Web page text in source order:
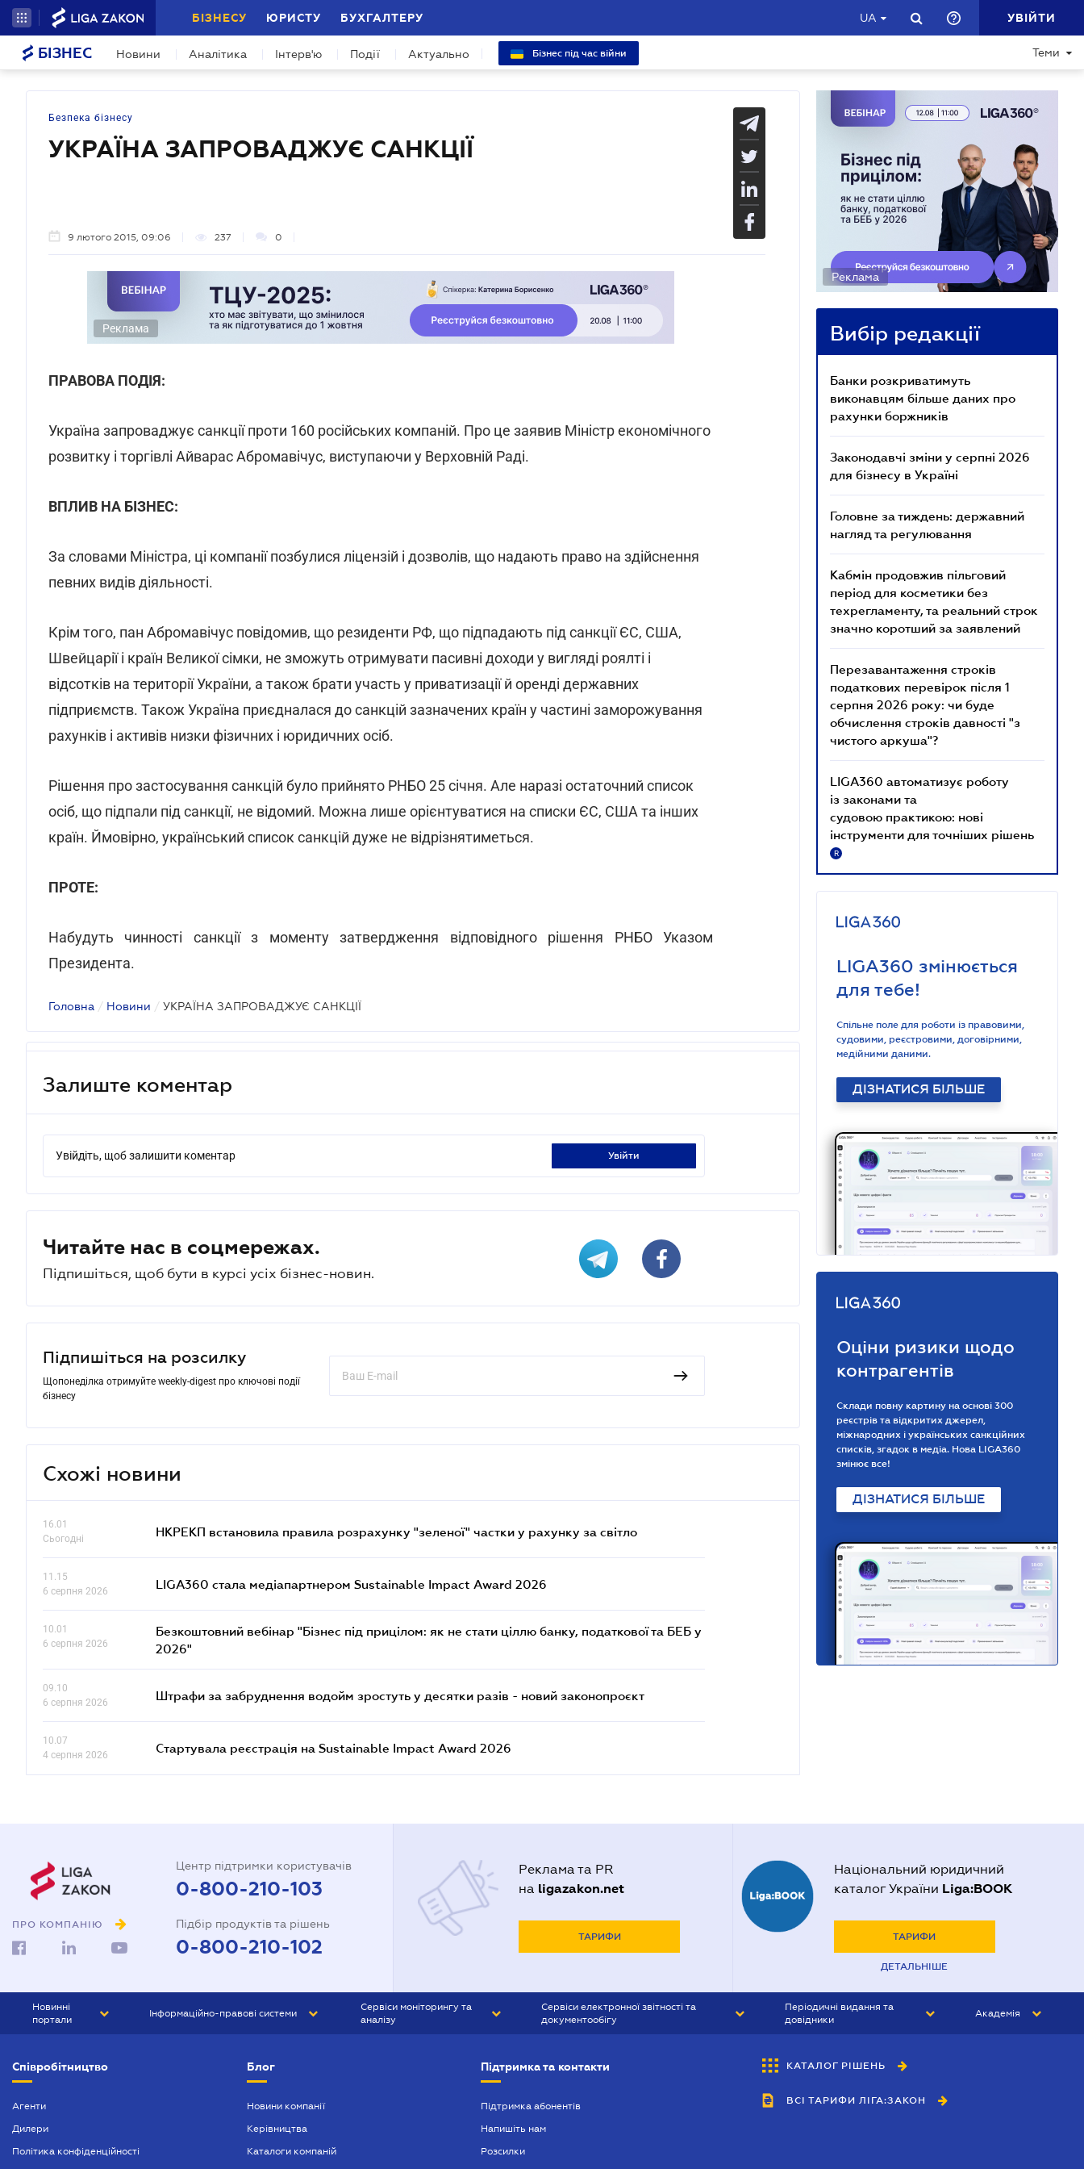
БІЗНЕСУ ЮРИСТУ БУХГАЛТЕРУ UA УВІЙТИ
БІЗНЕС Новини Аналітика Інтерв'ю Події Актуально Бізнес під час війни Теми
Безпека бізнесу
УКРАЇНА ЗАПРОВАДЖУЄ САНКЦІЇ
9 лютого 2015, 09:06 237 0
Реклама
ПРАВОВА ПОДІЯ:
Україна запроваджує санкції проти 160 російських компаній. Про це заявив Міністр економічного
розвитку і торгівлі Айварас Абромавічус, виступаючи у Верховній Раді.
ВПЛИВ НА БІЗНЕС:
За словами Міністра, ці компанії позбулися ліцензій і дозволів, що надають право на здійснення
певних видів діяльності.
Крім того, пан Абромавічус повідомив, що резиденти РФ, що підпадають під санкції ЄС, США,
Швейцарії і країн Великої сімки, не зможуть отримувати пасивні доходи у вигляді роялті і
відсотків на території України, а також брати участь у приватизації й оренді державних
підприємств. Також Україна приєдналася до санкцій зазначених країн у частині заморожування
рахунків і активів низки фізичних і юридичних осіб.
Рішення про застосування санкцій було прийнято РНБО 25 січня. Але наразі остаточний список
осіб, що підпали під санкції, не відомий. Можна лише орієнтуватися на списки ЄС, США та інших
країн. Ймовірно, український список санкцій дуже не відрізнятиметься.
ПРОТЕ:
Набудуть чинності санкції з моменту затвердження відповідного рішення РНБО Указом
Президента.
Головна / Новини / УКРАЇНА ЗАПРОВАДЖУЄ САНКЦІЇ
Залиште коментар
Увійдіть, щоб залишити коментар увійти
Читайте нас в соцмережах.
Підпишіться, щоб бути в курсі усіх бізнес-новин.
Підпишіться на розсилку
Щопонеділка отримуйте weekly-digest про ключові події
бізнесу
Схожі новини
16.01
Сьогодні
НКРЕКП встановила правила розрахунку "зеленої" частки у рахунку за світло
11.15
6 серпня 2026
LIGA360 стала медіапартнером Sustainable Impact Award 2026
10.01
6 серпня 2026
Безкоштовний вебінар "Бізнес під прицілом: як не стати ціллю банку, податкової та БЕБ у
2026"
09.10
6 серпня 2026
Штрафи за забруднення водойм зростуть у десятки разів - новий законопроєкт
10.07
4 серпня 2026
Стартувала реєстрація на Sustainable Impact Award 2026
Реклама
Вибір редакції
Банки розкриватимуть
виконавцям більше даних про
рахунки боржників
Законодавчі зміни у серпні 2026
для бізнесу в Україні
Головне за тиждень: державний
нагляд та регулювання
Кабмін продовжив пільговий
період для косметики без
техрегламенту, та реальний строк
значно коротший за заявлений
Перезавантаження строків
податкових перевірок після 1
серпня 2026 року: чи буде
обчислення строків давності "з
чистого аркуша"?
LIGA360 автоматизує роботу
із законами та
судовою практикою: нові
інструменти для точніших рішень
R
LIGA360 змінюється
для тебе!
Спільне поле для роботи із правовими,
судовими, реєстровими, договірними,
медійними даними.
ДІЗНАТИСЯ БІЛЬШЕ
Оціни ризики щодо
контрагентів
Склади повну картину на основі 300
реєстрів та відкритих джерел,
міжнародних і українських санкційних
списків, згадок в медіа. Нова LIGA360
змінює все!
ДІЗНАТИСЯ БІЛЬШЕ
ПРО КОМПАНІЮ
Центр підтримки користувачів
0-800-210-103
Підбір продуктів та рішень
0-800-210-102
Реклама та PR
на ligazakon.net
ТАРИФИ
Національний юридичний
каталог України Liga:BOOK
ТАРИФИ
ДЕТАЛЬНІШЕ
Новинні
портали
БІЗНЕС
Інформаційно-правові системи
БУХГАЛТЕР ПРОФ
Сервіси моніторингу та
аналізу
Сервіси електронної звітності та
документообігу
Періодичні видання та
довідники
БУХГАЛТЕР&ЗАКОН
ВІСНИК МСФЗ
Академія
Співробітництво
Агенти
Дилери
Політика конфіденційності
Блог
Новини компанії
Керівництва
Каталоги компаній
Підтримка та контакти
Підтримка абонентів
Напишіть нам
Розсилки
КАТАЛОГ РІШЕНЬ
ВСІ ТАРИФИ ЛІГА:ЗАКОН